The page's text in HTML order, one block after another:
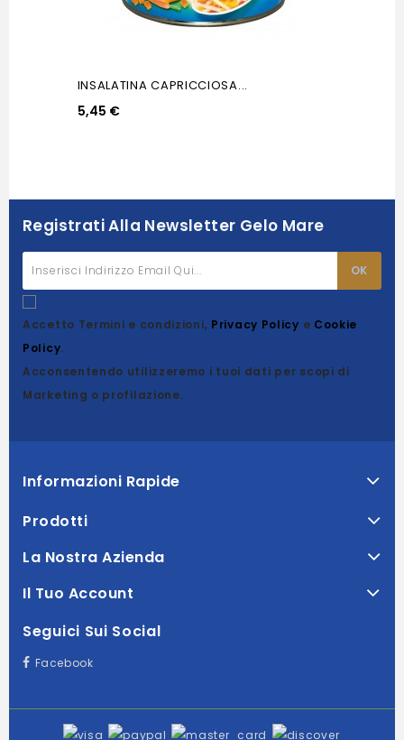
INSALATINA CAPRICCIOSA...
5,45 €
Registrati Alla Newsletter Gelo Mare
Accetto Termini e condizioni, Privacy Policy e Cookie
Policy.
Acconsentendo utilizzeremo i tuoi dati per scopi di
Marketing o profilazione.
Informazioni Rapide
Prodotti
La Nostra Azienda
Il Tuo Account
Seguici Sui Social
Facebook